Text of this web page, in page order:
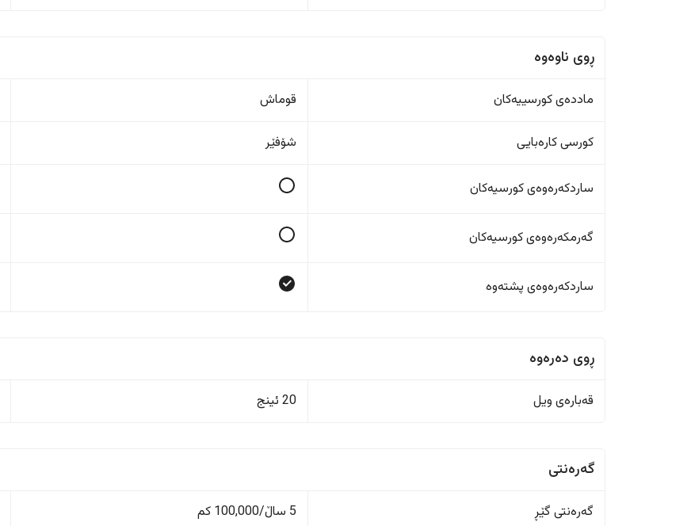
ڕوی ناوەوە
ماددەی کورسییەکان قوماش
کورسی کارەبایی شۆفێر
ساردکەرەوەی کورسیەکان
گەرمکەرەوەی کورسیەکان
ساردکەرەوەی پشتەوە
ڕوی دەرەوە
قەبارەی ویل 20 ئینج
گەرەنتی
گەرەنتی گێڕ 5 ساڵ/100,000 کم